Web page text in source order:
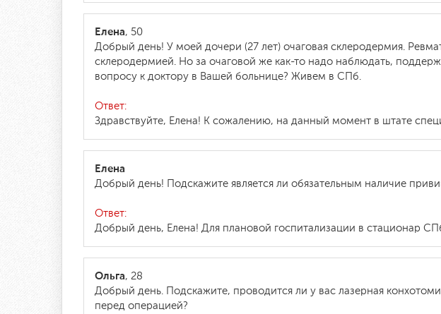
Елена, 50
Добрый день! У моей дочери (27 лет) очаговая склеродермия.
склеродермией. Но за очаговой же как-то надо наблюдать,
вопросу к доктору в Вашей больнице? Живем в СПб.
Ответ:
Здравствуйте, Елена! К сожалению, на данный момент в штате
Елена
Добрый день! Подскажите является ли обязательным наличие
Ответ:
Добрый день, Елена! Для плановой госпитализации в стационар
Ольга, 28
Добрый день. Подскажите, проводится ли у вас лазерная
перед операцией?